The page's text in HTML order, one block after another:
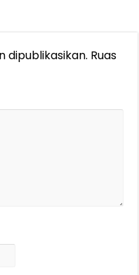
dipublikasikan. Ruas